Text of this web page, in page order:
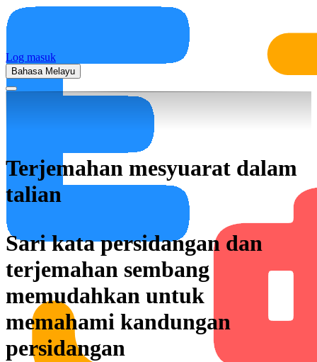
Log masuk
Bahasa Melayu
Terjemahan mesyuarat dalam
talian
Sari kata persidangan dan
terjemahan sembang
memudahkan untuk
memahami kandungan
persidangan